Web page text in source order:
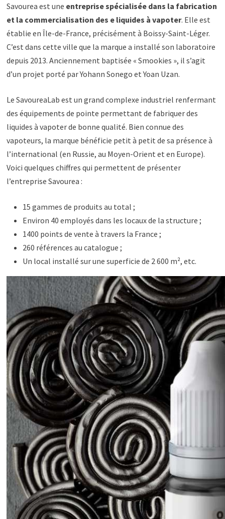
Savourea est une entreprise spécialisée dans la fabrication
et la commercialisation des e liquides à vapoter. Elle est
établie en Île-de-France, précisément à Boissy-Saint-Léger.
C’est dans cette ville que la marque a installé son laboratoire
depuis 2013. Anciennement baptisée « Smookies », il s’agit
d’un projet porté par Yohann Sonego et Yoan Uzan.
Le SavoureaLab est un grand complexe industriel renfermant
des équipements de pointe permettant de fabriquer des
liquides à vapoter de bonne qualité. Bien connue des
vapoteurs, la marque bénéficie petit à petit de sa présence à
l’international (en Russie, au Moyen-Orient et en Europe).
Voici quelques chiffres qui permettent de présenter
l’entreprise Savourea :
15 gammes de produits au total ;
Environ 40 employés dans les locaux de la structure ;
1400 points de vente à travers la France ;
260 références au catalogue ;
Un local installé sur une superficie de 2 600 m², etc.